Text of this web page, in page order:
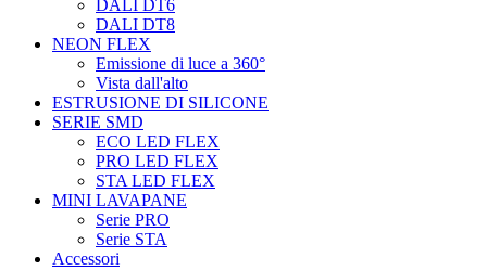
DALI DT6
DALI DT8
NEON FLEX
Emissione di luce a 360°
Vista dall'alto
ESTRUSIONE DI SILICONE
SERIE SMD
ECO LED FLEX
PRO LED FLEX
STA LED FLEX
MINI LAVAPANE
Serie PRO
Serie STA
Accessori